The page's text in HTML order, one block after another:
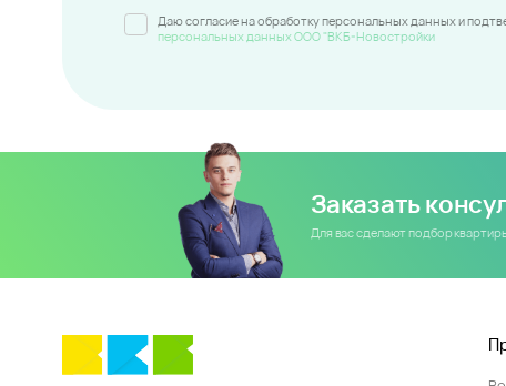
Даю согласие на обработку персональных данных и
персональных данных ООО "ВКБ-Новостройки
Заказать
Для вас сделают подбор